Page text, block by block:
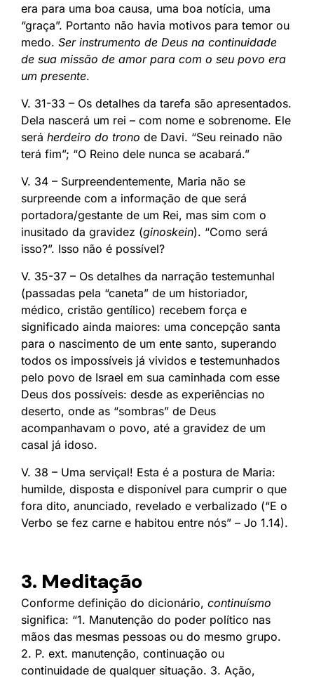
era para uma boa causa, uma boa notícia, uma
“graça”. Portanto não havia motivos para temor ou
medo. Ser instrumento de Deus na continuidade
de sua missão de amor para com o seu povo era
um presente.
V. 31-33 – Os detalhes da tarefa são apresentados.
Dela nascerá um rei – com nome e sobrenome. Ele
será herdeiro do trono de Davi. “Seu reinado não
terá fim”; “O Reino dele nunca se acabará.”
V. 34 – Surpreendentemente, Maria não se
surpreende com a informação de que será
portadora/gestante de um Rei, mas sim com o
inusitado da gravidez (ginoskein). “Como será
isso?”. Isso não é possível?
V. 35-37 – Os detalhes da narração testemunhal
(passadas pela “caneta” de um historiador,
médico, cristão gentílico) recebem força e
significado ainda maiores: uma concepção santa
para o nascimento de um ente santo, superando
todos os impossíveis já vividos e testemunhados
pelo povo de Israel em sua caminhada com esse
Deus dos possíveis: desde as experiências no
deserto, onde as “sombras” de Deus
acompanhavam o povo, até a gravidez de um
casal já idoso.
V. 38 – Uma serviçal! Esta é a postura de Maria:
humilde, disposta e disponível para cumprir o que
fora dito, anunciado, revelado e verbalizado (“E o
Verbo se fez carne e habitou entre nós” – Jo 1.14).
3. Meditação
Conforme definição do dicionário, continuísmo
significa: “1. Manutenção do poder político nas
mãos das mesmas pessoas ou do mesmo grupo.
2. P. ext. manutenção, continuação ou
continuidade de qualquer situação. 3. Ação,